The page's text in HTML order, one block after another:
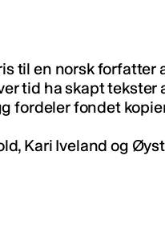
til en norsk forfatter
tid ha skapt tekster
fordeler fondet
Kari Iveland og